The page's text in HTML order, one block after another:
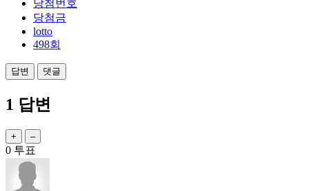
당첨번호
당첨금
lotto
498회
1 답변
0 투표